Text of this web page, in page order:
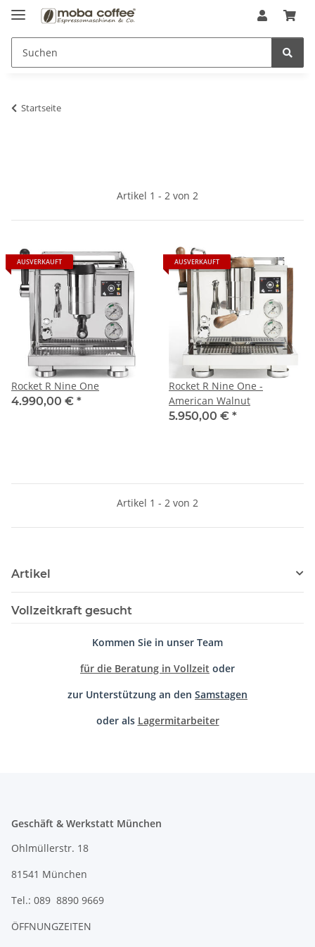
Startseite
Artikel 1 - 2 von 2
AUSVERKAUFT
Rocket R Nine One
4.990,00 € *
AUSVERKAUFT
Rocket R Nine One -
American Walnut
5.950,00 € *
Artikel 1 - 2 von 2
Artikel
Vollzeitkraft gesucht
Kommen Sie in unser Team
für die Beratung in Vollzeit oder
zur Unterstützung an den Samstagen
oder als Lagermitarbeiter
Geschäft & Werkstatt München
Ohlmüllerstr. 18
81541 München
Tel.: 089 8890 9669
ÖFFNUNGZEITEN